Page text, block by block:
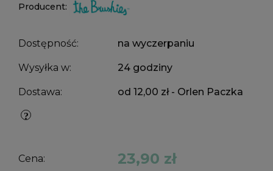
Producent:
Dostępność: na wyczerpaniu
Wysyłka w: 24 godziny
Dostawa: od 12,00 zł - Orlen Paczka
Cena: 23,90 zł